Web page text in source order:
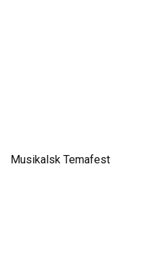
Musikalsk Temafest